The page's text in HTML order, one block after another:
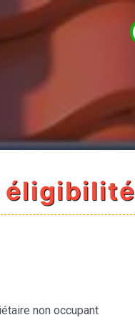
éligibilité
non occupant